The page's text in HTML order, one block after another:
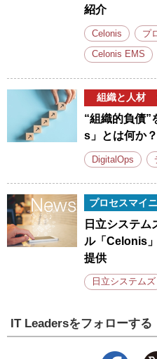
紹介
Celonis プ
Celonis EMS
組織と人材
“組織的負債
s」とは何か？
DigitalOps
プロセスマイ
日立システム
ル「Celonis
提供
日立システムズ
IT Leadersをフォローする